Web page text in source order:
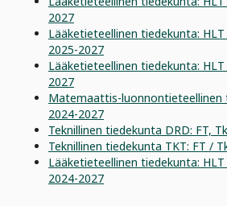
2027
Lääketieteellinen tiedekunta:
2025-2027
Lääketieteellinen tiedekunta:
2027
Matemaattis-luonnontieteellinen
2024-2027
Teknillinen tiedekunta DRD: FT,
Teknillinen tiedekunta TKT: FT /
Lääketieteellinen tiedekunta:
2024-2027